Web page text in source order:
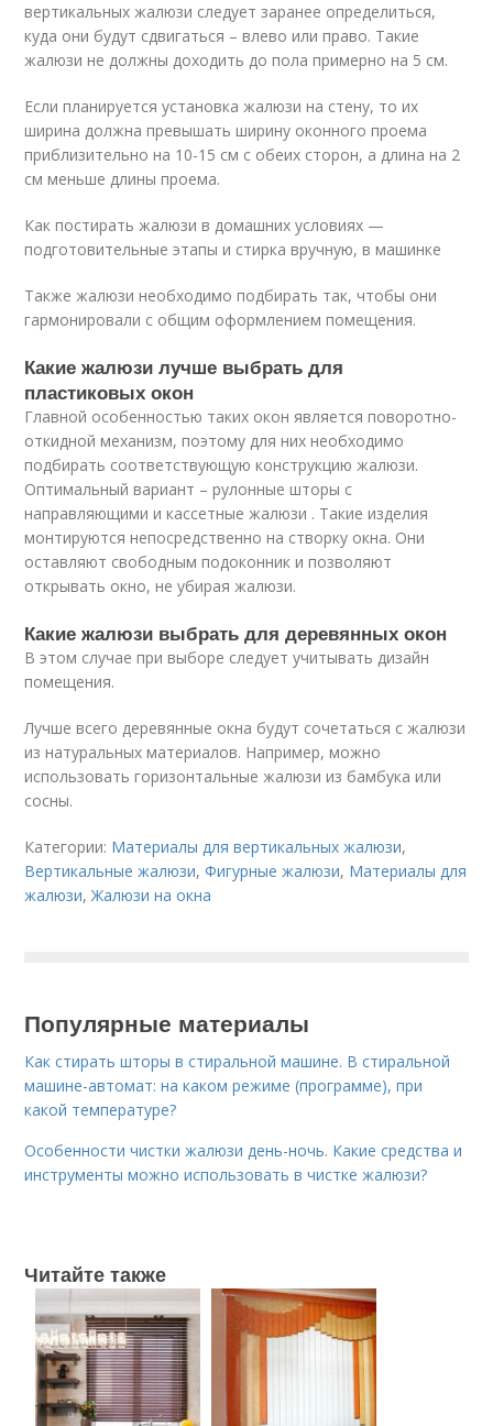
вертикальных жалюзи следует заранее определиться,
куда они будут сдвигаться – влево или право. Такие
жалюзи не должны доходить до пола примерно на 5 см.
Если планируется установка жалюзи на стену, то их
ширина должна превышать ширину оконного проема
приблизительно на 10-15 см с обеих сторон, а длина на 2
см меньше длины проема.
Как постирать жалюзи в домашних условиях —
подготовительные этапы и стирка вручную, в машинке
Также жалюзи необходимо подбирать так, чтобы они
гармонировали с общим оформлением помещения.
Какие жалюзи лучше выбрать для
пластиковых окон
Главной особенностью таких окон является поворотно-
откидной механизм, поэтому для них необходимо
подбирать соответствующую конструкцию жалюзи.
Оптимальный вариант – рулонные шторы с
направляющими и кассетные жалюзи . Такие изделия
монтируются непосредственно на створку окна. Они
оставляют свободным подоконник и позволяют
открывать окно, не убирая жалюзи.
Какие жалюзи выбрать для деревянных окон
В этом случае при выборе следует учитывать дизайн
помещения.
Лучше всего деревянные окна будут сочетаться с жалюзи
из натуральных материалов. Например, можно
использовать горизонтальные жалюзи из бамбука или
сосны.
Категории: Материалы для вертикальных жалюзи,
Вертикальные жалюзи,Фигурные жалюзи, Материалы для
жалюзи,Жалюзи на окна
Популярные материалы
Как стирать шторы в стиральной машине. В стиральной
машине-автомат: на каком режиме (программе), при
какой температуре?
Особенности чистки жалюзи день-ночь. Какие средства и
инструменты можно использовать в чистке жалюзи?
Читайте также